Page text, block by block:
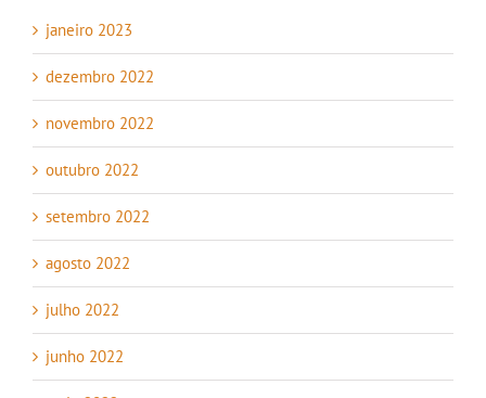
janeiro 2023
dezembro 2022
novembro 2022
outubro 2022
setembro 2022
agosto 2022
julho 2022
junho 2022